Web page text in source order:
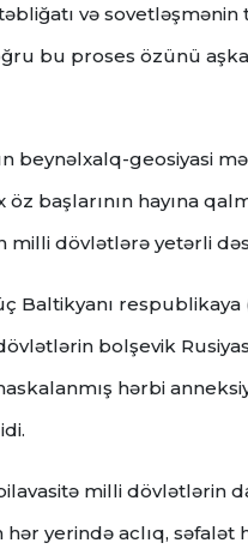
və
bu proses özünü
beynəlxalq-geosiyasi
başlarının hayına
milli dövlətlərə yetərli
Baltikyanı respublikaya
bolşevik
hərbi
milli dövlətlərin
hər yerində aclıq,